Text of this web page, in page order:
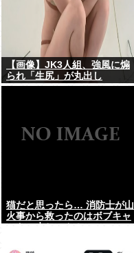
【画像】JK3人組、強風に煽
られ「生尻」が丸出し
に・・・
猫だと思ったら… 消防士が山
火事から救ったのはボブキャ